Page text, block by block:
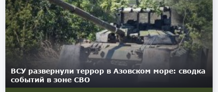
ВСУ развернули террор в Азовском море: сводка
событий в зоне СВО